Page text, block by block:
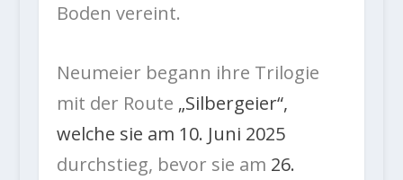
Boden vereint.
Neumeier begann ihre Trilogie
mit der Route „Silbergeier“,
welche sie am 10. Juni 2025
durchstieg, bevor sie am 26.